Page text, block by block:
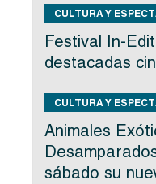
CULTURA Y
Festival In-
destacadas
CULTURA Y
Animales
sábado su